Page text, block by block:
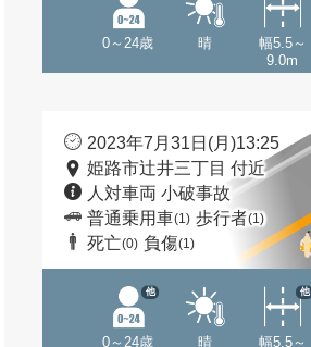
0～24歳 晴
幅5.5～
9.0m
2023年7月31日(月)13:25
姫路市辻井三丁目 付近
人対車両 小破事故
普通乗用車(1) 歩行者(1)
死亡(0) 負傷(1)
0～24歳
他
晴
幅5.5～
他